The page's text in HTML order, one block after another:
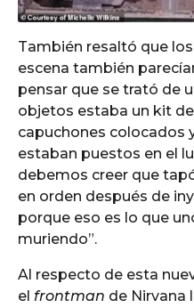
También resaltó que
escena también
pensar que se trató de
objetos estaba un kit
capuchones colocados
estaban puestos en el
debemos creer que
en orden después de
porque eso es lo que
muriendo”.
Al respecto de esta
el frontman de Nirvana